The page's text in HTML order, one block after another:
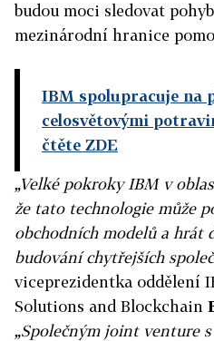
budou moci sledovat
mezinárodní hranice
IBM spolupracuje na
celosvětovými
čtěte ZDE
„Velké pokroky IBM v
že tato technologie může
obchodních modelů a hrát
budování chytřejších
viceprezidentka oddělení
Solutions and Blockchain
„Společným joint venture